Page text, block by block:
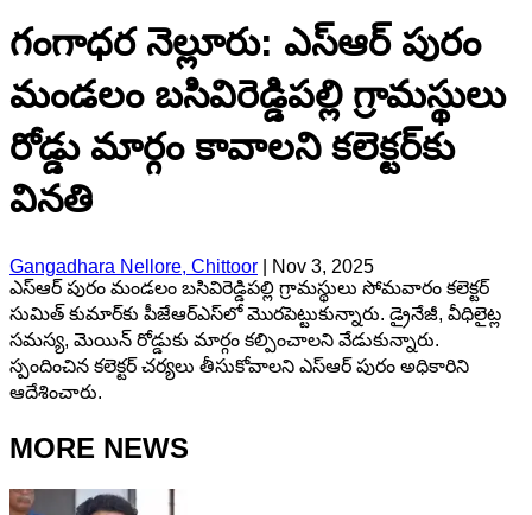
గంగాధర నెల్లూరు: ఎస్ఆర్ పురం
మండలం బసివిరెడ్డిపల్లి గ్రామస్థులు
రోడ్డు మార్గం కావాలని కలెక్టర్‌కు
వినతి
Gangadhara Nellore, Chittoor
Nov 3, 2025
ఎస్ఆర్ పురం మండలం బసివిరెడ్డిపల్లి గ్రామస్థులు సోమవారం కలెక్టర్
సుమిత్ కుమార్‌కు పీజేఆర్ఎస్‌లో మొరపెట్టుకున్నారు. డ్రైనేజీ, వీధిలైట్ల
సమస్య, మెయిన్ రోడ్డుకు మార్గం కల్పించాలని వేడుకున్నారు.
స్పందించిన కలెక్టర్ చర్యలు తీసుకోవాలని ఎస్ఆర్ పురం అధికారిని
ఆదేశించారు.
MORE NEWS